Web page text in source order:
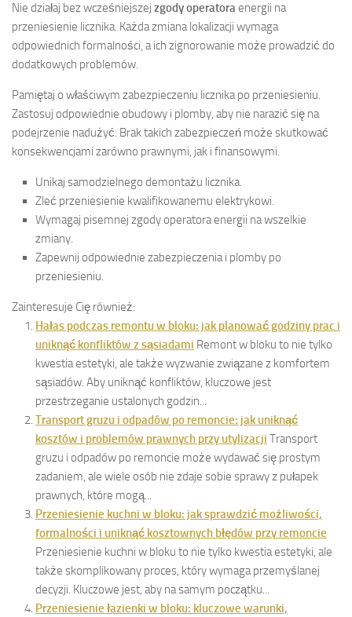
Nie działaj bez wcześniejszej zgody operatoraenergii na
przeniesienie licznika. Każda zmiana lokalizacji wymaga
odpowiednich formalności, a ich zignorowanie może prowadzić do
dodatkowych problemów.
Pamiętaj o właściwym zabezpieczeniu licznika po przeniesieniu.
Zastosuj odpowiednie obudowy i plomby, aby nie narazić się na
podejrzenie nadużyć. Brak takich zabezpieczeń może skutkować
konsekwencjami zarówno prawnymi, jak i finansowymi.
Unikaj samodzielnego demontażu licznika.
Zleć przeniesienie kwalifikowanemu elektrykowi.
Wymagaj pisemnej zgody operatora energii na wszelkie
zmiany.
Zapewnij odpowiednie zabezpieczenia i plomby po
przeniesieniu.
Zainteresuje Cię również:
Hałas podczas remontu w bloku: jak planować godziny prac i
uniknąć konfliktów z sąsiadami Remont w bloku to nie tylko
kwestia estetyki, ale także wyzwanie związane z komfortem
sąsiadów. Aby uniknąć konfliktów, kluczowe jest
przestrzeganie ustalonych godzin...
Transport gruzu i odpadów po remoncie: jak uniknąć
kosztów i problemów prawnych przy utylizacji Transport
gruzu i odpadów po remoncie może wydawać się prostym
zadaniem, ale wiele osób nie zdaje sobie sprawy z pułapek
prawnych, które mogą...
Przeniesienie kuchni w bloku: jak sprawdzić możliwości,
formalności i uniknąć kosztownych błędów przy remoncie
Przeniesienie kuchni w bloku to nie tylko kwestia estetyki, ale
także skomplikowany proces, który wymaga przemyślanej
decyzji. Kluczowe jest, aby na samym początku...
Przeniesienie łazienki w bloku: kluczowe warunki,